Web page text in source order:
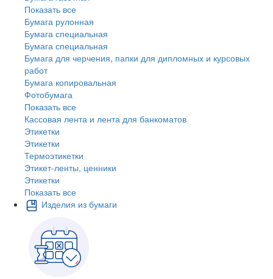
Показать все
Бумага рулонная
Бумага специальная
Бумага специальная
Бумага для черчения, папки для дипломных и курсовых
работ
Бумага копировальная
Фотобумага
Показать все
Кассовая лента и лента для банкоматов
Этикетки
Этикетки
Термоэтикетки
Этикет-ленты, ценники
Этикетки
Показать все
Изделия из бумаги